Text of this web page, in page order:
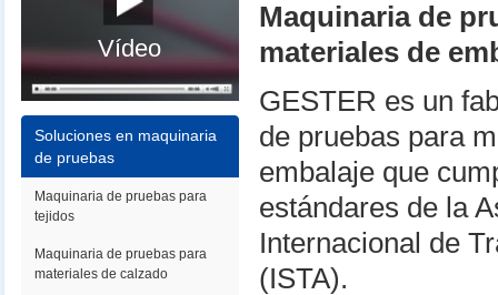
Vídeo
Soluciones en maquinaria
de pruebas
Maquinaria de pruebas para
tejidos
Maquinaria de pruebas para
materiales de calzado
Maquinaria de
materiales de
GESTER es un
de pruebas para
embalaje que
estándares de la
Internacional de
(ISTA).